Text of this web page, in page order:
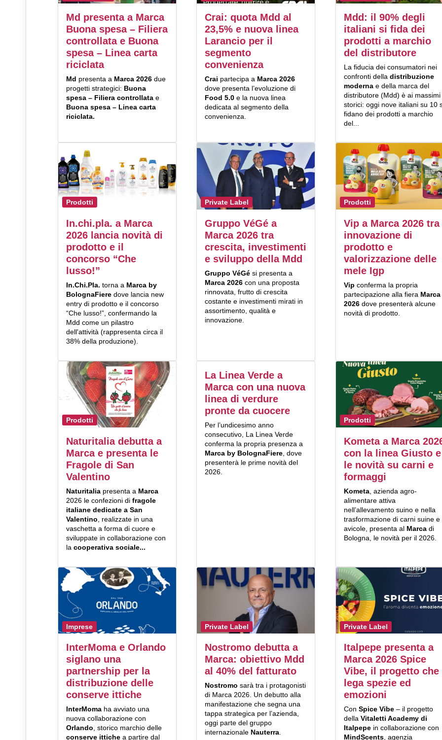
Md presenta a Marca
Buona spesa – Filiera
controllata e Buona
spesa – Linea carta
riciclata
Md presenta a Marca 2026 due
progetti strategici: Buona
spesa – Filiera controllata e
Buona spesa – Linea carta
riciclata.
Crai: quota Mdd al
23,5% e nuova linea
Larancio per il
segmento
convenienza
Crai partecipa a Marca 2026
dove presenta l’evoluzione di
Food 5.0 e la nuova linea
dedicata al segmento della
convenienza.
Mdd: il 90% degli
italiani si fida dei
prodotti a marchio
del distributore
La fiducia dei consumatori nei
confronti della distribuzione
modernae della marca del
distributore (Mdd) è ai massimi
storici: oggi nove italiani su 10
fidano dei prodotti a marchio
del...
Prodotti
In.chi.pla. a Marca
2026 lancia novità di
prodotto e il
concorso “Che
lusso!”
In.Chi.Pla. torna a Marca by
BolognaFiere dove lancia new
entry di prodotto e il concorso
“Che lusso!”, confermando la
Mdd come un pilastro
dell'attività (rappresenta circa il
38% della produzione).
Private Label
Gruppo VéGé a
Marca 2026 tra
crescita, investimenti
e sviluppo della Mdd
Gruppo VéGési presenta a
Marca 2026 con una proposta
rinnovata, frutto di crescita
costante e investimenti mirati in
assortimento, qualità e
innovazione.
Prodotti
Vip a Marca 2026 tra
innovazione di
prodotto e
valorizzazione delle
mele Igp
Vip conferma la propria
partecipazione alla fiera Marca
2026 dove presenterà alcune
novità di prodotto.
Prodotti
Naturitalia debutta a
Marca e presenta le
Fragole di San
Valentino
Naturitalia presenta a Marca
2026 le confezioni di fragole
italiane dedicate a San
Valentino , realizzate in una
vaschetta a forma di cuore e
sviluppate in collaborazione con
la cooperativa sociale...
La Linea Verde a
Marca con una nuova
linea di verdure
pronte da cuocere
Per l’undicesimo anno
consecutivo, La Linea Verde
conferma la propria presenza a
Marca by BolognaFiere , dove
presenterà le prime novità del
2026.
Prodotti
Kometa a Marca
con la linea Giusto e
le novità su carni e
formaggi
Kometa, azienda agro-
alimentare attiva
nell’allevamento suino e nella
trasformazione di carni suine e
avicole, presenta al Marcadi
Bologna, le novità per il 2026.
Imprese
InterMoma e Orlando
siglano una
partnership per la
distribuzione delle
conserve ittiche
InterMoma ha avviato una
nuova collaborazione con
Orlando , storico marchio delle
conserve ittiche a partire dal
Private Label
Nostromo debutta a
Marca: obiettivo Mdd
al 40% del fatturato
Nostromo sarà tra i protagonisti
di Marca 2026. Un debutto alla
manifestazione che segna una
tappa strategica per l’azienda,
oggi parte del gruppo
internazionale Nauterra
Private Label
Italpepe presenta a
Marca 2026 Spice
Vibe, il progetto che
lega spezie ed
emozioni
Con Spice Vibe– il progetto
della Vitaletti Academy di
Italpepe in collaborazione con
MindScents, agenzia